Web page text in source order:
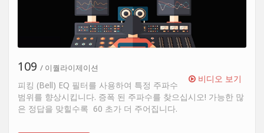
비디오 보기
109 / 이퀄라이제이션
피킹 (Bell) EQ 필터를 사용하여 특정 주파수
범위를 향상시킵니다. 증폭 된 주파수를 찾으십시오! 가능한 많
은 정답을 맞힐수록 60 초가 더 주어집니다.